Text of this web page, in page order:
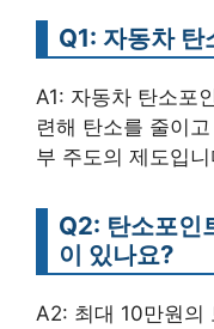
Q1: 자동차
A1: 자동차 탄소포
련해 탄소를 줄이
부 주도의 제도입니
Q2: 탄소포인
이 있나요?
A2: 최대 10만원의